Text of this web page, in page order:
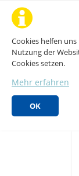
Cookies helfen
Nutzung der
Cookies setzen.
Mehr erfahren
OK